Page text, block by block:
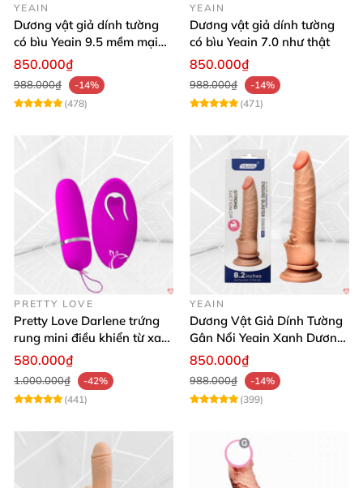
YEAIN
Dương vật giả dính tường
có bìu Yeain 9.5 mềm mại
thật
850.000₫
988.000₫
-14%
(478)
YEAIN
Dương vật giả dính tường
có bìu Yeain 7.0 như thật
850.000₫
988.000₫
-14%
(471)
PRETTY LOVE
Pretty Love Darlene trứng
rung mini điều khiển từ xa
12 chế độ rung mạnh
580.000₫
1.000.000₫
-42%
(441)
YEAIN
Dương Vật Giả Dính Tường
Gân Nổi Yeain Xanh Dương
8.2 Siêu Thật
850.000₫
988.000₫
-14%
(399)